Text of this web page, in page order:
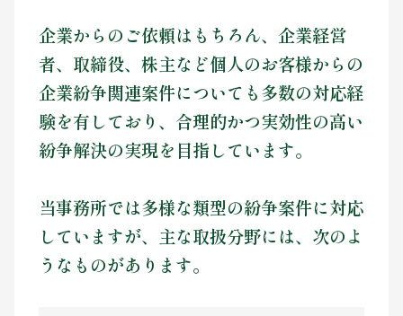
企業からのご依頼はもちろん、企業経営
者、取締役、株主など個人のお客様からの
企業紛争関連案件についても多数の対応経
験を有しており、合理的かつ実効性の高い
紛争解決の実現を目指しています。
当事務所では多様な類型の紛争案件に対応
していますが、主な取扱分野には、次のよ
うなものがあります。